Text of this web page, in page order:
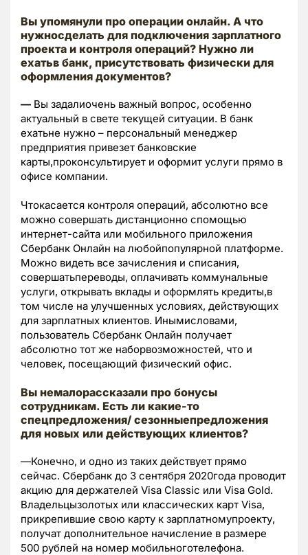
Вы упомянули про операции онлайн. А что
нужносделать для подключения зарплатного
проекта и контроля операций? Нужно ли
ехатьв банк, присутствовать физически для
оформления документов?
— Вы задалиочень важный вопрос, особенно
актуальный в свете текущей ситуации. В банк
ехатьне нужно – персональный менеджер
предприятия привезет банковские
карты,проконсультирует и оформит услуги прямо в
офисе компании.
Чтокасается контроля операций, абсолютно все
можно совершать дистанционно спомощью
интернет-сайта или мобильного приложения
Сбербанк Онлайн на любойпопулярной платформе.
Можно видеть все зачисления и списания,
совершатьпереводы, оплачивать коммунальные
услуги, открывать вклады и оформлять кредиты,в
том числе на улучшенных условиях, действующих
для зарплатных клиентов. Инымисловами,
пользователь Сбербанк Онлайн получает
абсолютно тот же наборвозможностей, что и
человек, посещающий физический офис.
Вы немалорассказали про бонусы
сотрудникам. Есть ли какие-то
спецпредложения/ сезонныепредложения
для новых или действующих клиентов?
—Конечно, и одно из таких действует прямо
сейчас. Сбербанк до 3 сентября 2020года проводит
акцию для держателей Visa Classic или Visa Gold.
Владельцызолотых или классических карт Visa,
прикрепившие свою карту к зарплатномупроекту,
получат дополнительное начисление в размере
500 рублей на номер мобильноготелефона.